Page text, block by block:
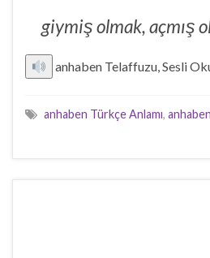
giymiş olmak, açmış
anhaben Telaffuzu, Sesli
anhaben Türkçe Anlamı,